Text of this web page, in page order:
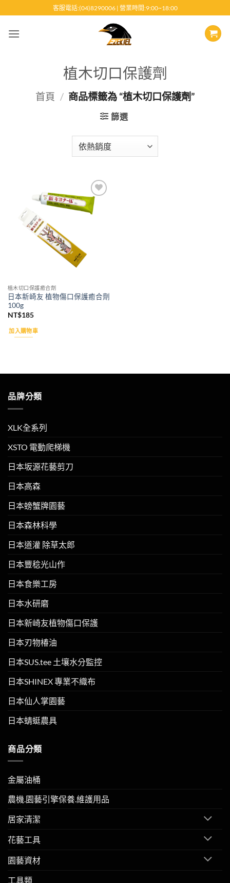
至
客服電話:(04)8290006 | 營業時間:9:00~18:00
植木切口保護劑
首頁 / 商品標籤為 “植木切口保護劑”
篩選
Add to
wishlist
植木切口保護癒合劑
日本新崎友 植物傷口保護癒合劑
100g
NT$185
加入購物車
品牌分類
XLK全系列
XSTO 電動爬梯機
日本坂源花藝剪刀
日本高森
日本螃蟹牌園藝
日本森林科學
日本道灌 除草太郎
日本豐稔光山作
日本食樂工房
日本水研磨
日本新崎友植物傷口保護
日本刃物椿油
日本SUS.tee 土壤水分監控
日本SHINEX 專業不織布
日本仙人掌園藝
日本蜻蜓農具
商品分類
金屬油桶
農機.園藝引擎保養.維護用品
居家清潔
花藝工具
園藝資材
工具類